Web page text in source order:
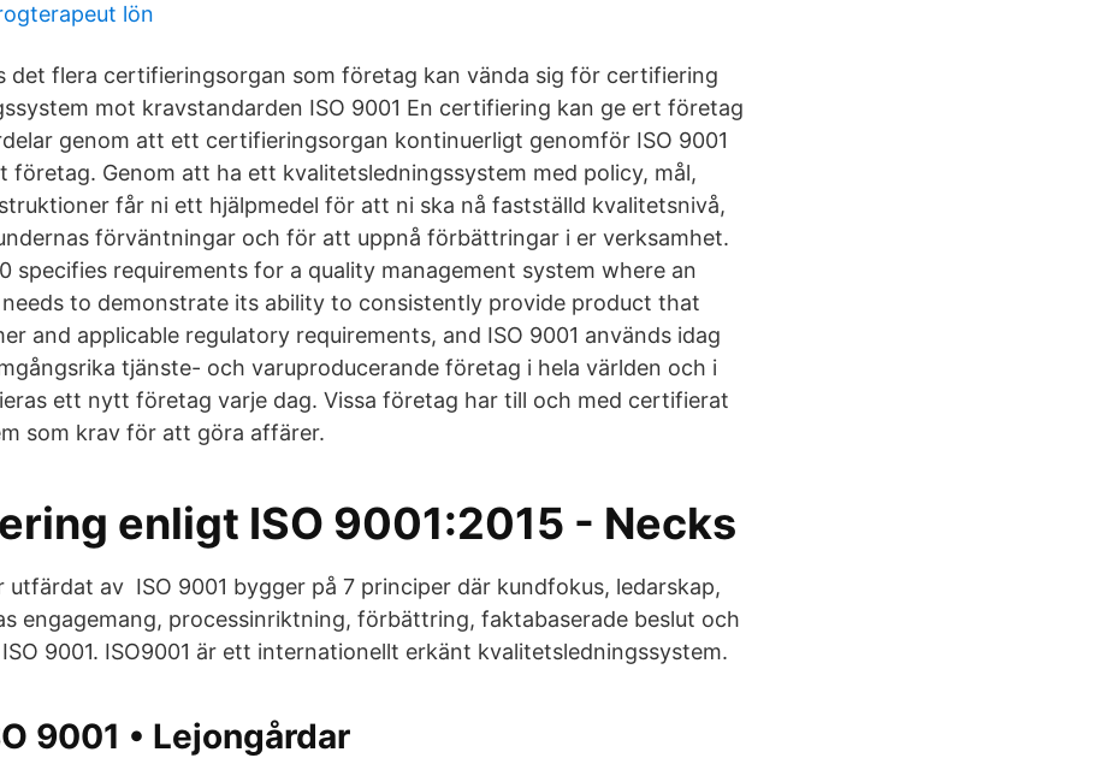
lön
det flera certifieringsorgan som företag kan vända sig för certifiering
mot kravstandarden ISO 9001 En certifiering kan ge ert företag
genom att ett certifieringsorgan kontinuerligt genomför ISO 9001
företag. Genom att ha ett kvalitetsledningssystem med policy, mål,
får ni ett hjälpmedel för att ni ska nå fastställd kvalitetsnivå,
förväntningar och för att uppnå förbättringar i er verksamhet.
specifies requirements for a quality management system where an
to demonstrate its ability to consistently provide product that
and applicable regulatory requirements, and ISO 9001 används idag
tjänste- och varuproducerande företag i hela världen och i
ett nytt företag varje dag. Vissa företag har till och med certifierat
som krav för att göra affärer.
enligt ISO 9001:2015 - Necks
utfärdat av ISO 9001 bygger på 7 principer där kundfokus, ledarskap,
engagemang, processinriktning, förbättring, faktabaserade beslut och
9001. ISO9001 är ett internationellt erkänt kvalitetsledningssystem.
9001 • Lejongårdar